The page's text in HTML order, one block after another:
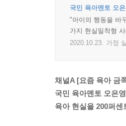
국민 육아멘토 오
"아이의 행동을 바
가지 현실밀착형
2020.10.23. 가정
채널A [요즘 육아 금
국민 육아멘토 오은
육아 현실을 200퍼센